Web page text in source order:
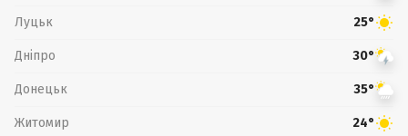
Луцьк 25°
Дніпро 30°
Донецьк 35°
Житомир 24°